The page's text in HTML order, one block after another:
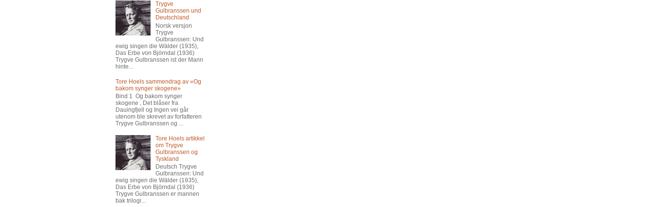
Trygve
Gulbranssen und
Deutschland
Norsk versjon
Trygve
Gulbranssen: Und
ewig singen die Wälder (1935),
Das Erbe von Björndal (1936)
Trygve Gulbranssen ist der Mann
hinte...
Tore Hoels sammendrag av «Og
bakom synger skogene»
Bind 1 Og bakom synger
skogene , Det blåser fra
Dauingfjell og Ingen vei går
utenom ble skrevet av forfatteren
Trygve Gulbranssen og ...
Tore Hoels artikkel
om Trygve
Gulbranssen og
Tyskland
Deutsch Trygve
Gulbranssen: Und
ewig singen die Wälder (1935),
Das Erbe von Björndal (1936)
Trygve Gulbranssen er mannen
bak trilogi...